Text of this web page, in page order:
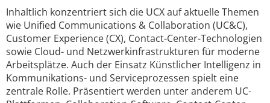
Inhaltlich konzentriert sich die UCX auf aktuelle Themen
wie Unified Communications & Collaboration (UC&C),
Customer Experience (CX), Contact-Center-Technologien
sowie Cloud- und Netzwerkinfrastrukturen für moderne
Arbeitsplätze. Auch der Einsatz Künstlicher Intelligenz in
Kommunikations- und Serviceprozessen spielt eine
zentrale Rolle. Präsentiert werden unter anderem UC-